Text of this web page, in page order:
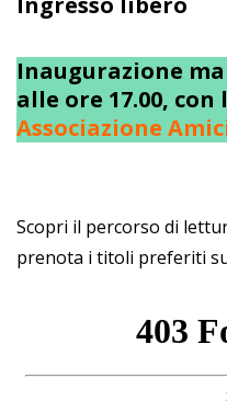
Inaugurazione
alle ore 17.00,
Associazione
Scopri il percorso di
prenota i titoli preferiti